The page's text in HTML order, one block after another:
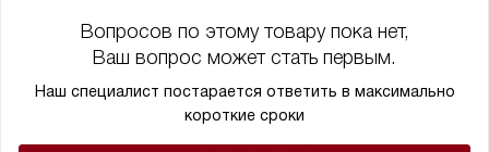
Вопросов по этому товару пока нет,
Ваш вопрос может стать первым.
Наш специалист постарается ответить в максимально
короткие сроки